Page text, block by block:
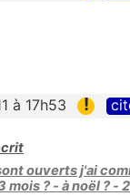
à 17h53 !
ouverts j'ai
mois ? - à noël ?